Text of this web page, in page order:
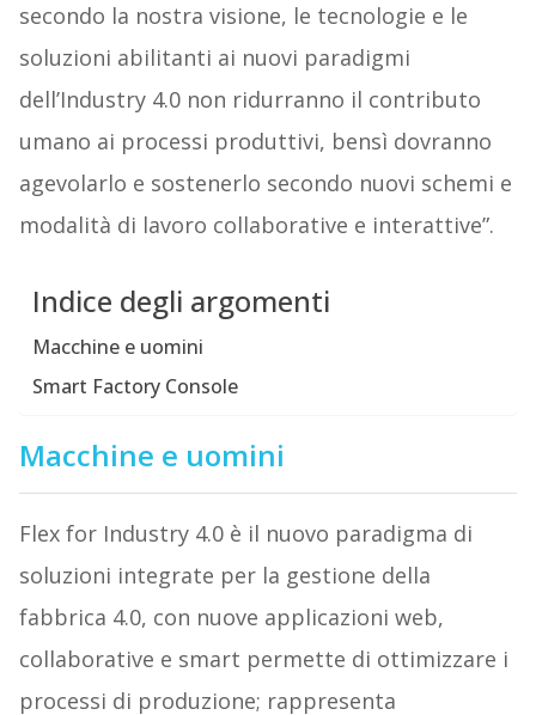
secondo la nostra visione, le tecnologie e le
soluzioni abilitanti ai nuovi paradigmi
dell’Industry 4.0 non ridurranno il contributo
umano ai processi produttivi, bensì dovranno
agevolarlo e sostenerlo secondo nuovi schemi e
modalità di lavoro collaborative e interattive”.
Indice degli argomenti
Macchine e uomini
Smart Factory Console
Macchine e uomini
Flex for Industry 4.0 è il nuovo paradigma di
soluzioni integrate per la gestione della
fabbrica 4.0, con nuove applicazioni web,
collaborative e smart permette di ottimizzare i
processi di produzione; rappresenta